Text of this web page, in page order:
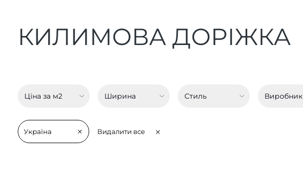
КИЛИМОВА ДОРІЖКА
Ціна за м2 Ширина Стиль Виробник
Видалити все
Україна